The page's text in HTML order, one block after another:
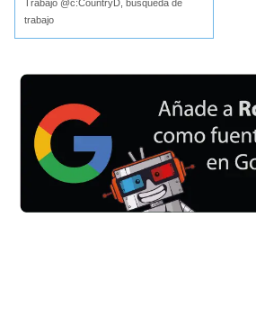
Trabajo @c:CountryD, búsqueda de
trabajo